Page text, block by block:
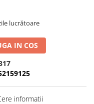
lucrătoare
IN COS
informatii